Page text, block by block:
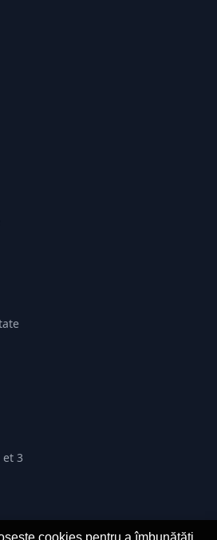
3
cookies pentru a îmbunătăți